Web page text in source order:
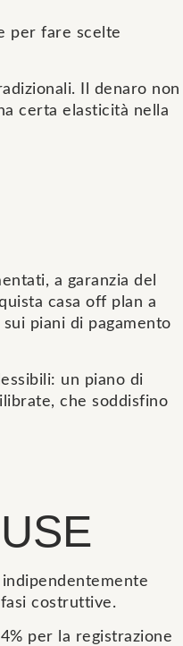
per fare scelte
Il denaro non
certa elasticità nella
a garanzia del
casa off plan a
piani di pagamento
un piano di
che soddisfino
costruttive.
per la registrazione